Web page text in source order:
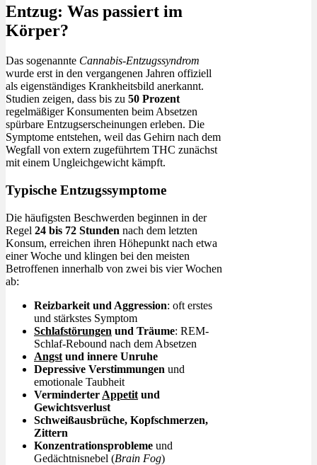
Entzug: Was passiert im
Körper?
Das sogenannte Cannabis-Entzugssyndrom
wurde erst in den vergangenen Jahren offiziell
als eigenständiges Krankheitsbild anerkannt.
Studien zeigen, dass bis zu 50 Prozent
regelmäßiger Konsumenten beim Absetzen
spürbare Entzugserscheinungen erleben. Die
Symptome entstehen, weil das Gehirn nach dem
Wegfall von extern zugeführtem THC zunächst
mit einem Ungleichgewicht kämpft.
Typische Entzugssymptome
Die häufigsten Beschwerden beginnen in der
Regel 24 bis 72 Stunden nach dem letzten
Konsum, erreichen ihren Höhepunkt nach etwa
einer Woche und klingen bei den meisten
Betroffenen innerhalb von zwei bis vier Wochen
ab:
Reizbarkeit und Aggression: oft erstes
und stärkstes Symptom
Schlafstörungen und Träume: REM-
Schlaf-Rebound nach dem Absetzen
Angst und innere Unruhe
Depressive Verstimmungen und
emotionale Taubheit
Verminderter Appetit und
Gewichtsverlust
Schweißausbrüche, Kopfschmerzen,
Zittern
Konzentrationsprobleme und
Gedächtnisnebel (Brain Fog)